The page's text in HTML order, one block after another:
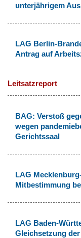
unterjährigem
LAG Berlin-
Antrag auf
Leitsatzreport
BAG: Verstoß
wegen
Gerichtssaal
LAG
Mitbestimmung
LAG Baden-
Gleichsetzung